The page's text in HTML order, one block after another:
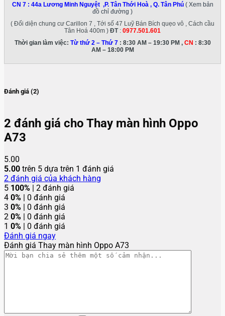
CN 7 : 44a Lương Minh Nguyệt ,P. Tân Thới Hoà , Q. Tân Phú ( Xem bản
đồ chỉ đường )
( Đối diện chung cư Carillon 7 , Tới số 47 Luỹ Bán Bích quẹo vô , Cách cầu
Tân Hoá 400m ) ĐT: 0977.501.601
Thời gian làm việc: Từ thứ 2 – Thứ 7: 8:30 AM – 19:30 PM , CN : 8:30
AM – 18:00 PM
Đánh giá (2)
2 đánh giá cho Thay màn hình Oppo
A73
5.00
5.00 trên 5 dựa trên 1 đánh giá
2 đánh giá của khách hàng
5 100% | 2 đánh giá
4 0% | 0 đánh giá
3 0% | 0 đánh giá
2 0% | 0 đánh giá
1 0% | 0 đánh giá
Đánh giá ngay
Đánh giá Thay màn hình Oppo A73